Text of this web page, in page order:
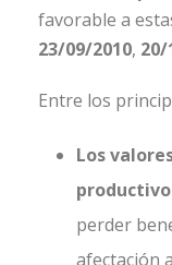
favorable a
23/09/2010, 20/
Entre los
Los
perder
afectación